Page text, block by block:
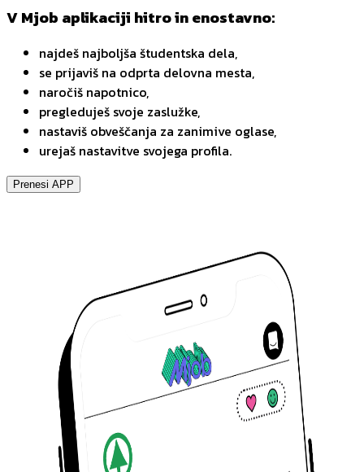
V Mjob aplikaciji hitro in enostavno:
najdeš najboljša študentska dela,
se prijaviš na odprta delovna mesta,
naročiš napotnico,
pregleduješ svoje zaslužke,
nastaviš obveščanja za zanimive oglase,
urejaš nastavitve svojega profila.
Prenesi APP